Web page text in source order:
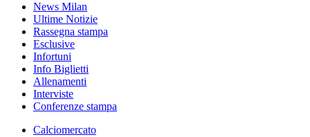
News Milan
Ultime Notizie
Rassegna stampa
Esclusive
Infortuni
Info Biglietti
Allenamenti
Interviste
Conferenze stampa
Calciomercato